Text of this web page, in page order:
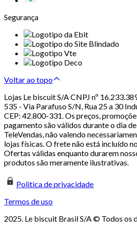
Segurança
Voltar ao topo
Lojas Le biscuit S/A CNPJ nº
535 - Via Parafuso S/N, Rua 25 a 30
CEP: 42.800-331. Os preços,
pagamento são válidos durante o dia
TeleVendas, não valendo
lojas físicas. O frete não está incluído
Ofertas válidas enquanto durarem
produtos são meramente ilustrativas.
Politica de privacidade
Termos de uso
2025. Le biscuit Brasil S/A © Todos os